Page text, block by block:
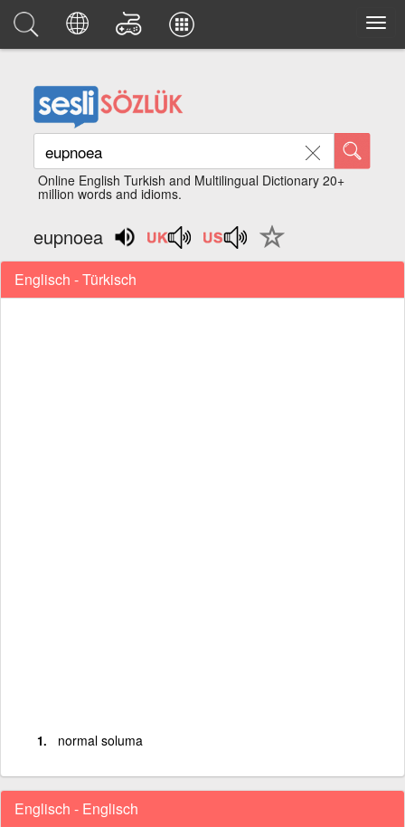
Online English Turkish and Multilingual Dictionary 20+
million words and idioms.
eupnoea
Englisch - Türkisch
normal soluma
Englisch - Englisch